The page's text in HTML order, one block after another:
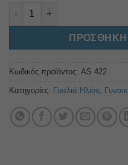
AS 422 ποσότητα
ΠΡΟΣΘΉΚΗ
Alternative:
Κωδικός προϊόντος: AS 422
Κατηγορίες: Γυαλιά Ηλίου